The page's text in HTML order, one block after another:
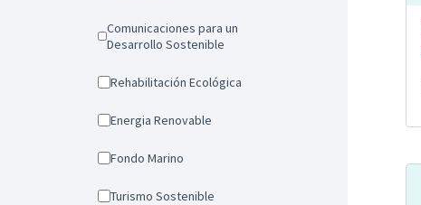
Comunicaciones para un
Desarrollo Sostenible
Rehabilitación Ecológica
Energia Renovable
Fondo Marino
Turismo Sostenible